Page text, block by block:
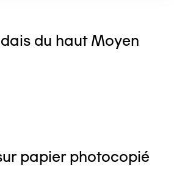
du haut Moyen
papier photocopié